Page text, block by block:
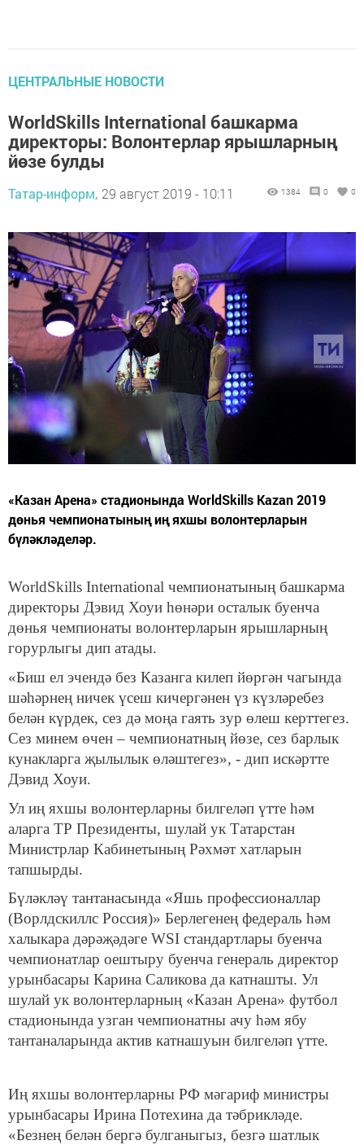
ЦЕНТРАЛЬНЫЕ НОВОСТИ
WorldSkills International башкарма
директоры: Волонтерлар ярышларның
йөзе булды
Татар-информ, 29 август 2019 - 10:11 1384 0 0
«Казан Арена» стадионында WorldSkills Kazan 2019
дөнья чемпионатының иң яхшы волонтерларын
бүләкләделәр.
WorldSkills International чемпионатының башкарма
директоры Дэвид Хоуи һөнәри осталык буенча
дөнья чемпионаты волонтерларын ярышларның
горурлыгы дип атады.
«Биш ел эчендә без Казанга килеп йөргән чагында
шәһәрнең ничек үсеш кичергәнен үз күзләребез
белән күрдек, сез дә моңа гаять зур өлеш керттегез.
Сез минем өчен – чемпионатның йөзе, сез барлык
кунакларга җылылык өләштегез», - дип искәртте
Дэвид Хоуи.
Ул иң яхшы волонтерларны билгеләп үтте һәм
аларга ТР Президенты, шулай ук Татарстан
Министрлар Кабинетының Рәхмәт хатларын
тапшырды.
Бүләкләү тантанасында «Яшь профессионаллар
(Ворлдскиллс Россия)» Берлегенең федераль һәм
халыкара дәрәҗәдәге WSI стандартлары буенча
чемпионатлар оештыру буенча генераль директор
урынбасары Карина Саликова да катнашты. Ул
шулай ук волонтерларның «Казан Арена» футбол
стадионында узган чемпионатны ачу һәм ябу
тантаналарында актив катнашуын билгеләп үтте.
Иң яхшы волонтерларны РФ мәгариф министры
урынбасары Ирина Потехина да тәбрикләде.
«Безнең белән бергә булганыгыз, безгә шатлык